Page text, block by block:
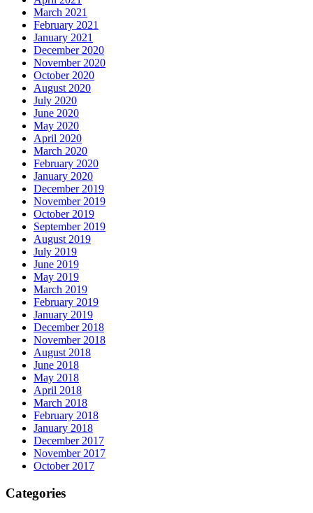
March 2021
February 2021
January 2021
December 2020
November 2020
October 2020
August 2020
July 2020
June 2020
May 2020
April 2020
March 2020
February 2020
January 2020
December 2019
November 2019
October 2019
September 2019
August 2019
July 2019
June 2019
May 2019
March 2019
February 2019
January 2019
December 2018
November 2018
August 2018
June 2018
May 2018
April 2018
March 2018
February 2018
January 2018
December 2017
November 2017
October 2017
Categories